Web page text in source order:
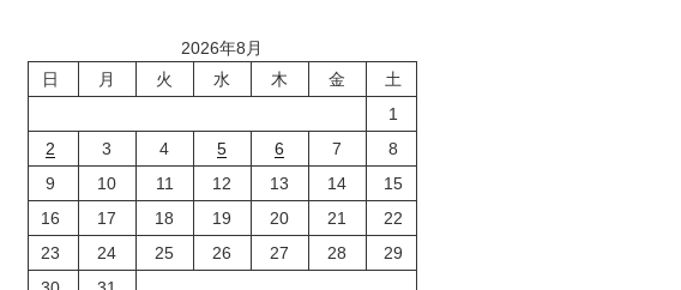
2026年8月
日
月 火 水 木 金
土
1
2
3 4 5 6 7
8
9
10 11 12 13 14
15
16
17 18 19 20 21
22
23
24 25 26 27 28
29